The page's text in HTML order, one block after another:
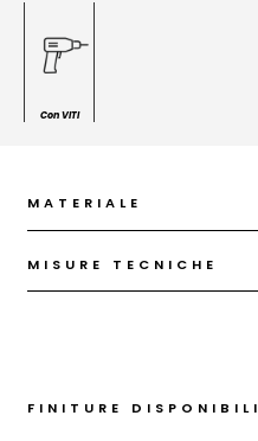
Con VITI
MATERIALE
MISURE TECNICHE
FINITURE DISPONIBILI